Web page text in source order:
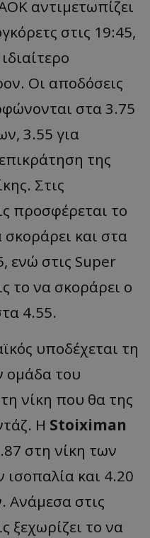
αντιμετωπίζει
στις 19:45,
Οι αποδόσεις
στα 3.75
3.55 για
της
Στις
προσφέρεται το
και στα
ενώ στις Super
το να σκοράρει ο
4.55.
υποδέχεται τη
ομάδα του
νίκη που θα της
Η Stoiximan
στη νίκη των
και 4.20
Ανάμεσα στις
ξεχωρίζει το να